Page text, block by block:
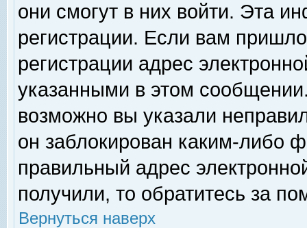
они смогут в них войти. Эта
регистрации. Если вам
регистрации адрес
указанными в этом
возможно вы указали
он заблокирован каким-либо
правильный адрес
получили, то обратитесь за
Вернуться наверх